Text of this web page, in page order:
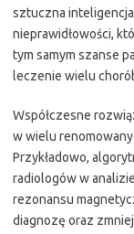
sztuczna
nieprawidłowości,
tym samym szanse
leczenie wielu
Współczesne
w wielu
Przykładowo,
radiologów w
rezonansu
diagnozę oraz